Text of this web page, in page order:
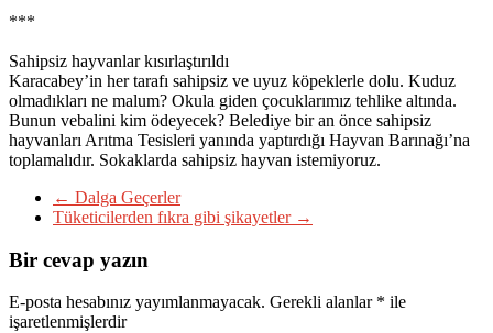
***
Sahipsiz hayvanlar kısırlaştırıldı
Karacabey’in her tarafı sahipsiz ve uyuz köpeklerle dolu. Kuduz
olmadıkları ne malum? Okula giden çocuklarımız tehlike altında.
Bunun vebalini kim ödeyecek? Belediye bir an önce sahipsiz
hayvanları Arıtma Tesisleri yanında yaptırdığı Hayvan Barınağı’na
toplamalıdır. Sokaklarda sahipsiz hayvan istemiyoruz.
← Dalga Geçerler
Tüketicilerden fıkra gibi şikayetler →
Bir cevap yazın
E-posta hesabınız yayımlanmayacak. Gerekli alanlar * ile
işaretlenmişlerdir